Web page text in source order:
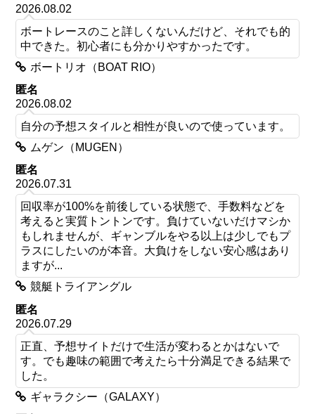
2026.08.02
ボートレースのこと詳しくないんだけど、それでも的
中できた。初心者にも分かりやすかったです。
ボートリオ（BOAT RIO）
匿名
2026.08.02
自分の予想スタイルと相性が良いので使っています。
ムゲン（MUGEN）
匿名
2026.07.31
回収率が100%を前後している状態で、手数料などを
考えると実質トントンです。負けていないだけマシか
もしれませんが、ギャンブルをやる以上は少しでもプ
ラスにしたいのが本音。大負けをしない安心感はあり
ますが...
競艇トライアングル
匿名
2026.07.29
正直、予想サイトだけで生活が変わるとかはないで
す。でも趣味の範囲で考えたら十分満足できる結果で
した。
ギャラクシー（GALAXY）